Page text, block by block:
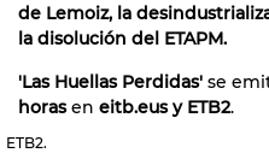
de Lemoiz, la
la disolución del ETAPM.
'Las Huellas Perdidas' se
horasen eitb.eus y ETB2.
ETB2.